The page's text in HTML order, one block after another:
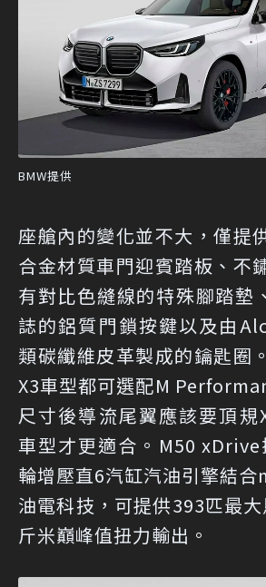
BMW提供
座艙內的變化並不大，僅提
合金材質車門迎賓踏板、不
有對比色縫線的特殊腳踏墊
誌的鋁質門鎖按鍵以及由
類碳纖維皮革製成的鑰匙圈
X3車型都可選配M
尺寸後導流尾翼應該要頂規
車型才更適合。M50
輪增壓直6汽缸汽油引擎結
油電科技，可提供393匹最
斤米巔峰值扭力輸出。